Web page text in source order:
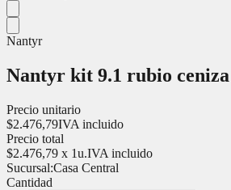
Nantyr
Nantyr kit 9.1 rubio
Precio unitario
$2.476,79IVA incluido
Precio total
$2.476,79 x 1u.IVA incluido
Sucursal:Casa Central
Cantidad